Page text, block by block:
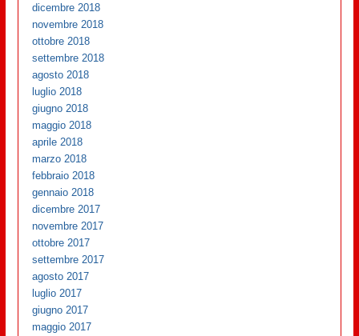
dicembre 2018
novembre 2018
ottobre 2018
settembre 2018
agosto 2018
luglio 2018
giugno 2018
maggio 2018
aprile 2018
marzo 2018
febbraio 2018
gennaio 2018
dicembre 2017
novembre 2017
ottobre 2017
settembre 2017
agosto 2017
luglio 2017
giugno 2017
maggio 2017